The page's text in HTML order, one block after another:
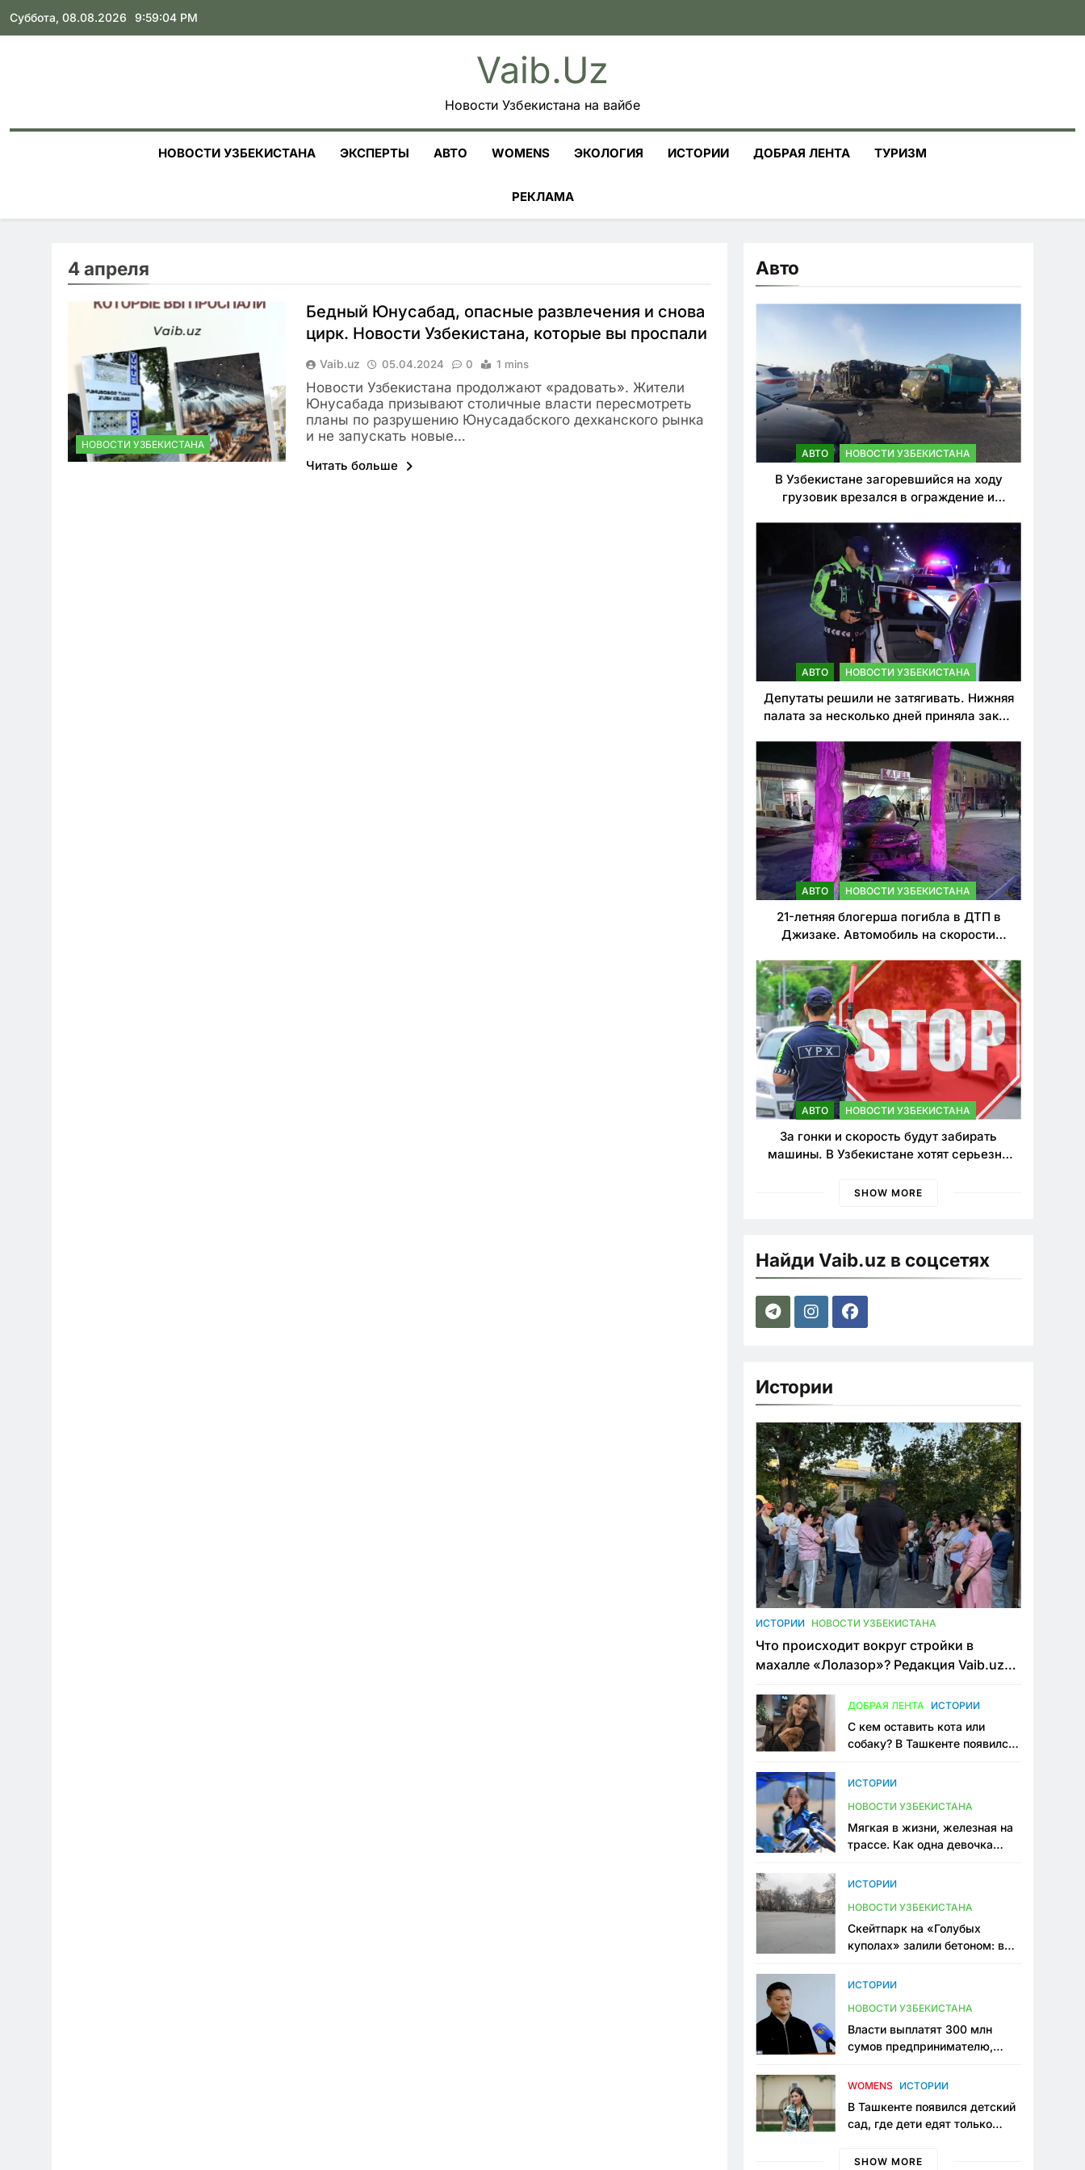
Skip
Суббота, 08.08.2026 9:59:05 PM
Vaib.uz
Новости Узбекистана на вайбе
НОВОСТИ УЗБЕКИСТАНА ЭКСПЕРТЫ АВТО WOMENS ЭКОЛОГИЯ ИСТОРИИ ДОБРАЯ ЛЕНТА ТУРИЗМ
РЕКЛАМА
4 апреля
НОВОСТИ УЗБЕКИСТАНА
Бедный Юнусабад, опасные развлечения и снова
цирк. Новости Узбекистана, которые вы проспали
Vaib.uz 05.04.2024 0 1 mins
Новости Узбекистана продолжают «радовать». Жители
Юнусабада призывают столичные власти пересмотреть
планы по разрушению Юнусадабского дехканского рынка
и не запускать новые…
Читать больше
Авто
АВТО НОВОСТИ УЗБЕКИСТАНА
В Узбекистане загоревшийся на ходу
грузовик врезался в ограждение и
АВТО НОВОСТИ УЗБЕКИСТАНА
Депутаты решили не затягивать. Нижняя
палата за несколько дней приняла закон
нарушителей ПДД
АВТО НОВОСТИ УЗБЕКИСТАНА
21-летняя блогерша погибла в ДТП в
Джизаке. Автомобиль на скорости
АВТО НОВОСТИ УЗБЕКИСТАНА
За гонки и скорость будут забирать
машины. В Узбекистане хотят серьезно
SHOW MORE
Найди Vaib.uz в соцсетях
Истории
ИСТОРИИ НОВОСТИ УЗБЕКИСТАНА
Что происходит вокруг стройки в
махалле «Лолазор»? Редакция Vaib.uz
конфликта
ДОБРАЯ ЛЕНТА ИСТОРИИ
С кем оставить кота или
собаку? В Ташкенте появился
ИСТОРИИ
НОВОСТИ УЗБЕКИСТАНА
Мягкая в жизни, железная на
трассе. Как одна девочка
Узбекистане
ИСТОРИИ
НОВОСТИ УЗБЕКИСТАНА
Скейтпарк на «Голубых
куполах» залили бетоном: в
одно общественное
ИСТОРИИ
НОВОСТИ УЗБЕКИСТАНА
Власти выплатят 300 млн
сумов предпринимателю,
тюрьме по незаконному
WOMENS ИСТОРИИ
В Ташкенте появился детский
сад, где дети едят только
мама, которая устала просить
SHOW MORE